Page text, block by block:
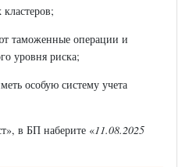
таможенные операции и
уровня риска;
особую систему учета
в БП наберите «11.08.2025